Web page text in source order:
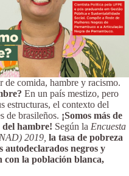
de comida, hambre y racismo.
En un país mestizo, pero
estructuras, el contexto del
de brasileños. ¡Somos más de
del hambre! Según la Encuesta
2019, la tasa de pobreza
autodeclarados negros y
con la población blanca,